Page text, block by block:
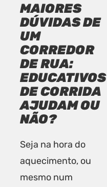
MAIORES
DÚVIDAS DE
UM
CORREDOR
DE RUA:
EDUCATIVOS
DE CORRIDA
AJUDAM OU
NÃO?
Seja na hora do
aquecimento, ou
mesmo num